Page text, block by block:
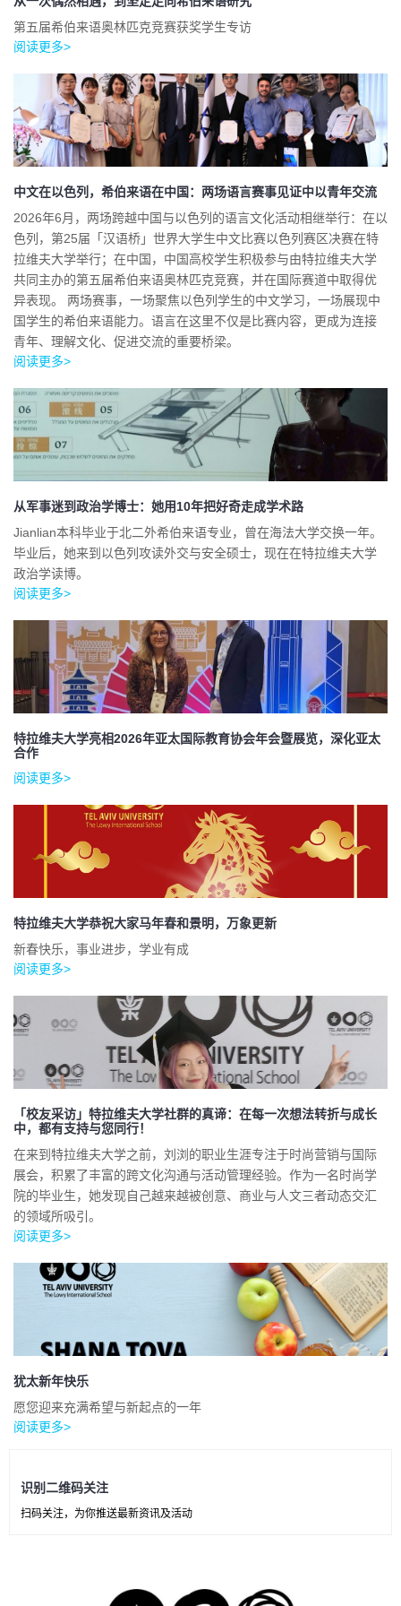
第五届希伯来语奥林匹克竞赛获奖学生专访
阅读更多>
中文在以色列，希伯来语在中国：两场语言赛事见证中以青年交流
2026年6月，两场跨越中国与以色列的语言文化活动相继举行：在以
色列，第25届「汉语桥」世界大学生中文比赛以色列赛区决赛在特
拉维夫大学举行；在中国，中国高校学生积极参与由特拉维夫大学
共同主办的第五届希伯来语奥林匹克竞赛，并在国际赛道中取得优
异表现。 两场赛事，一场聚焦以色列学生的中文学习，一场展现中
国学生的希伯来语能力。语言在这里不仅是比赛内容，更成为连接
青年、理解文化、促进交流的重要桥梁。
阅读更多>
从军事迷到政治学博士：她用10年把好奇走成学术路
Jianlian本科毕业于北二外希伯来语专业，曾在海法大学交换一年。
毕业后，她来到以色列攻读外交与安全硕士，现在在特拉维夫大学
政治学读博。
阅读更多>
特拉维夫大学亮相2026年亚太国际教育协会年会暨展览，深化亚太
合作
阅读更多>
特拉维夫大学恭祝大家马年春和景明，万象更新
新春快乐，事业进步，学业有成
阅读更多>
「校友采访」特拉维夫大学社群的真谛：在每一次想法转折与成长
中，都有支持与您同行！
在来到特拉维夫大学之前，刘浏的职业生涯专注于时尚营销与国际
展会，积累了丰富的跨文化沟通与活动管理经验。作为一名时尚学
院的毕业生，她发现自己越来越被创意、商业与人文三者动态交汇
的领域所吸引。
阅读更多>
犹太新年快乐
愿您迎来充满希望与新起点的一年
阅读更多>
识别二维码关注
扫码关注，为你推送最新资讯及活动